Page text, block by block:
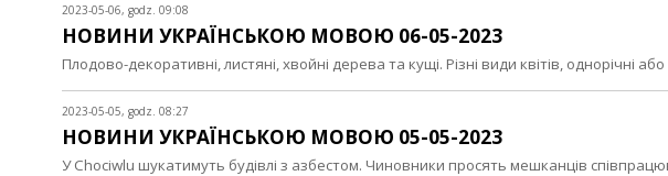
2023-05-06, godz. 09:08
НОВИНИ УКРАЇНСЬКОЮ МОВОЮ 06-05-2023
Плодово-декоративні, листяні, хвойні дерева та кущі. Різні види квітів, однорічні
2023-05-05, godz. 08:27
НОВИНИ УКРАЇНСЬКОЮ МОВОЮ 05-05-2023
У Chociwlu шукатимуть будівлі з азбестом. Чиновники просять мешканців